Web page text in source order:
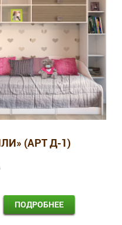
(АРТ Д-1)
ПОДРОБНЕЕ